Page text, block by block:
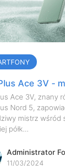
Ace 3V -
na
Ace 3V, znany
Nord 5,
mistrz wśród
półk...
Administrator
11/03/2024